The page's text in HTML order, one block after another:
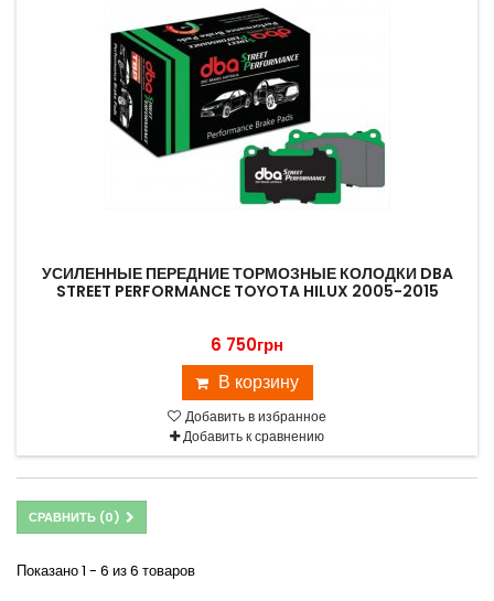
УСИЛЕННЫЕ ПЕРЕДНИЕ ТОРМОЗНЫЕ КОЛОДКИ DBA
STREET PERFORMANCE TOYOTA HILUX 2005-2015
6 750грн
В корзину
Добавить в избранное
Добавить к сравнению
СРАВНИТЬ (0)
Показано 1 - 6 из 6 товаров